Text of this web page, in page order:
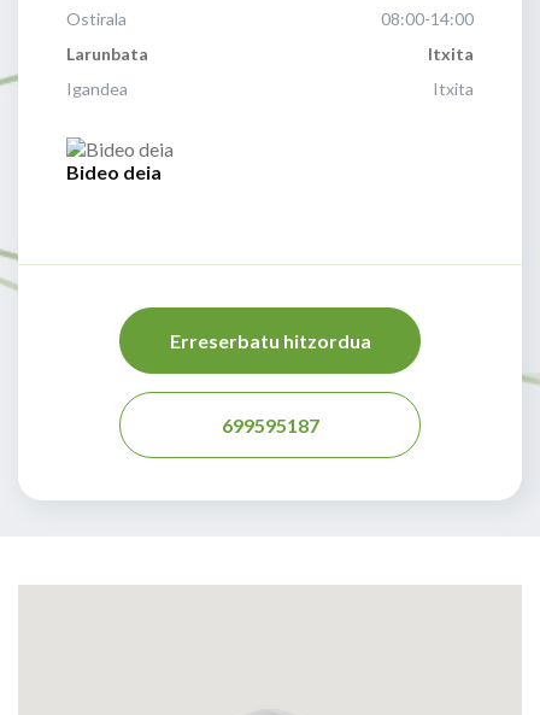
Ostirala
08:00-14:00
Larunbata
Itxita
Igandea
Itxita
Bideo deia
Erreserbatu hitzordua
699595187